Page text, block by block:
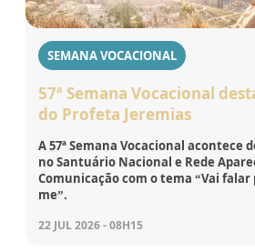
SEMANA VOCACIONAL
57ª Semana Vocacional
do Profeta Jeremias
A 57ª Semana Vocacional acontece
no Santuário Nacional e Rede
Comunicação com o tema “Vai
me”.
22 JUL 2026 - 08H15